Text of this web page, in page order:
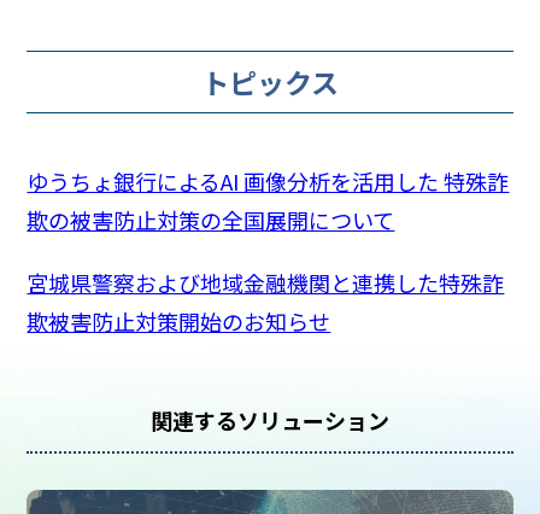
トピックス
ゆうちょ銀行によるAI 画像分析を活用した 特殊詐
欺の被害防止対策の全国展開について
宮城県警察および地域金融機関と連携した特殊詐
欺被害防止対策開始のお知らせ
関連するソリューション